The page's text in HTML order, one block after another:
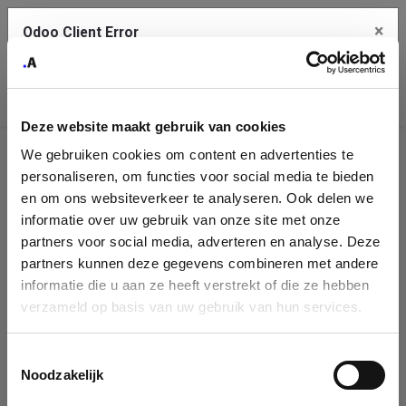
Deze website maakt gebruik van cookies
We gebruiken cookies om content en advertenties te
personaliseren, om functies voor social media te bieden
en om ons websiteverkeer te analyseren. Ook delen we
informatie over uw gebruik van onze site met onze
partners voor social media, adverteren en analyse. Deze
partners kunnen deze gegevens combineren met andere
informatie die u aan ze heeft verstrekt of die ze hebben
verzameld op basis van uw gebruik van hun services.
Noodzakelijk
Company
Identification
Please fill in your company details
You can search a company in our database by name, VAT or
enterprise ID. When a company is selected it will auto-complete the
form. If you don't find your company in our database, you can create
Odoo Client Error ×
service.
See details
Ok